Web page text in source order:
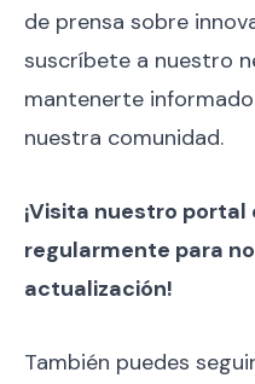
de prensa sobre
suscríbete a nuestro
mantenerte
nuestra comunidad.
¡Visita nuestro
regularmente para
actualización!
También puedes